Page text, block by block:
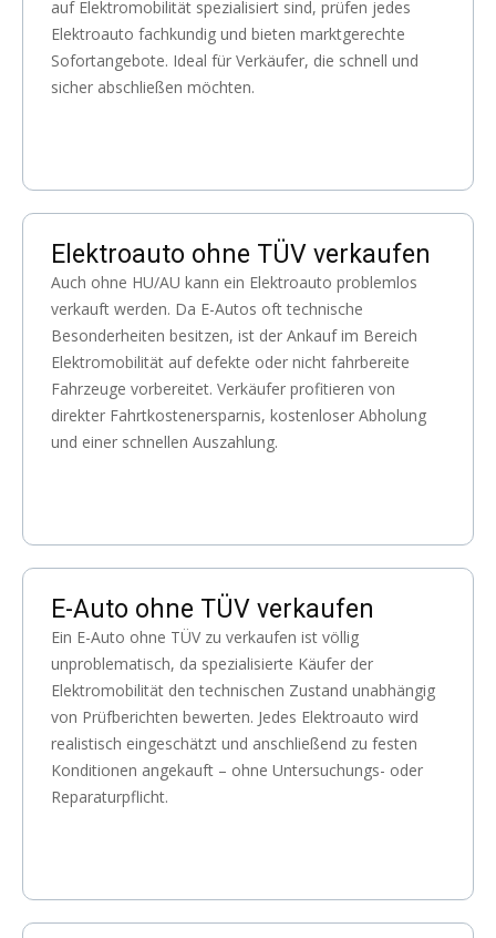
auf Elektromobilität spezialisiert sind, prüfen jedes
Elektroauto fachkundig und bieten marktgerechte
Sofortangebote. Ideal für Verkäufer, die schnell und
sicher abschließen möchten.
Elektroauto ohne TÜV verkaufen
Auch ohne HU/AU kann ein Elektroauto problemlos
verkauft werden. Da E-Autos oft technische
Besonderheiten besitzen, ist der Ankauf im Bereich
Elektromobilität auf defekte oder nicht fahrbereite
Fahrzeuge vorbereitet. Verkäufer profitieren von
direkter Fahrtkostenersparnis, kostenloser Abholung
und einer schnellen Auszahlung.
E-Auto ohne TÜV verkaufen
Ein E-Auto ohne TÜV zu verkaufen ist völlig
unproblematisch, da spezialisierte Käufer der
Elektromobilität den technischen Zustand unabhängig
von Prüfberichten bewerten. Jedes Elektroauto wird
realistisch eingeschätzt und anschließend zu festen
Konditionen angekauft – ohne Untersuchungs- oder
Reparaturpflicht.